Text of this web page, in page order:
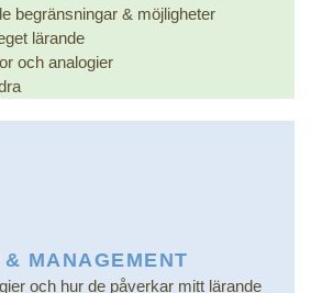
begränsningar & möjligheter
lärande
och analogier
MANAGEMENT
och hur de påverkar mitt lärande